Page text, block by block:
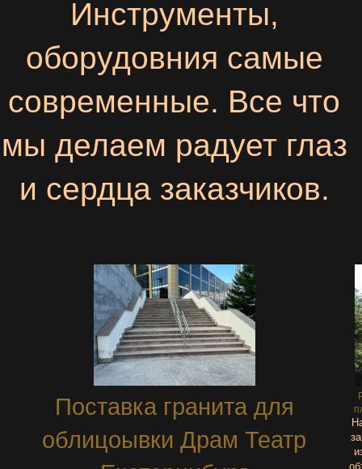
Инструменты,
оборудовния самые
современные. Все что
мы делаем радует глаз
и сердца заказчиков.
Поставка гранита для
облицоывки Драм Театр